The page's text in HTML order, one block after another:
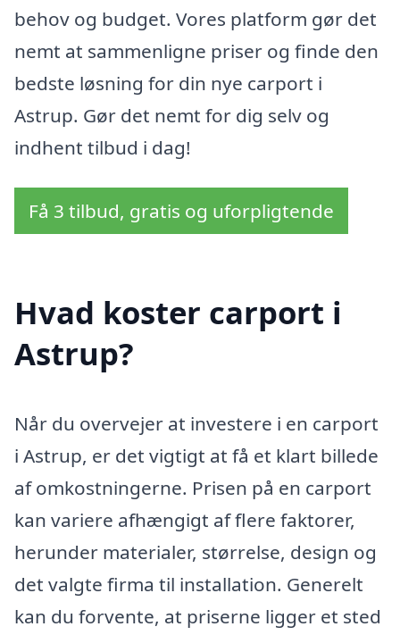
behov og budget. Vores platform gør det
nemt at sammenligne priser og finde den
bedste løsning for din nye carport i
Astrup. Gør det nemt for dig selv og
indhent tilbud i dag!
Få 3 tilbud, gratis og uforpligtende
Hvad koster carport i
Astrup?
Når du overvejer at investere i en carport
i Astrup, er det vigtigt at få et klart billede
af omkostningerne. Prisen på en carport
kan variere afhængigt af flere faktorer,
herunder materialer, størrelse, design og
det valgte firma til installation. Generelt
kan du forvente, at priserne ligger et sted